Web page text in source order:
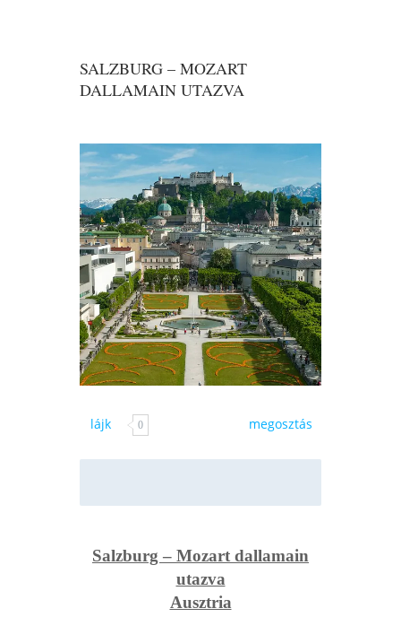
SALZBURG – MOZART
DALLAMAIN UTAZVA
lájk 0 megosztás
Salzburg – Mozart dallamain
utazva
Ausztria